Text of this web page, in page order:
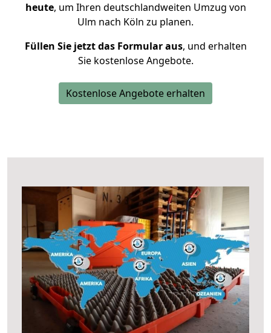
heute, um Ihren deutschlandweiten Umzug von
Ulm nach Köln zu planen.
Füllen Sie jetzt das Formular aus, und erhalten
Sie kostenlose Angebote.
Kostenlose Angebote erhalten